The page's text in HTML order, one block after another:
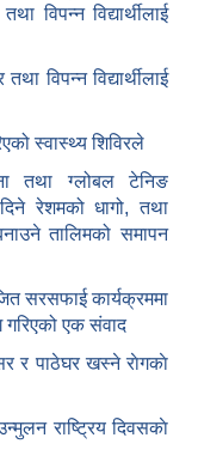
विपन्न विद्यार्थीलाई
विपन्न विद्यार्थीलाई
स्वास्थ्य शिविरले
तथा ग्लोबल टेनिङ
रेशमको धागो, तथा
तालिमको समापन
सरसफाई कार्यक्रममा
एक संवाद
र पाठेघर खस्‍ने राेगकाे
राष्ट्रिय दिवसकाे